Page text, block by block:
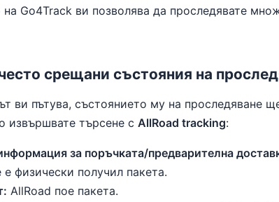
на Go4Track ви позволява да проследявате
срещани състояния на
ви пътува, състоянието му на проследяване
извършвате търсене с AllRoad tracking:
за поръчката/предварителна
физически получил пакета.
AllRoad пое пакета.